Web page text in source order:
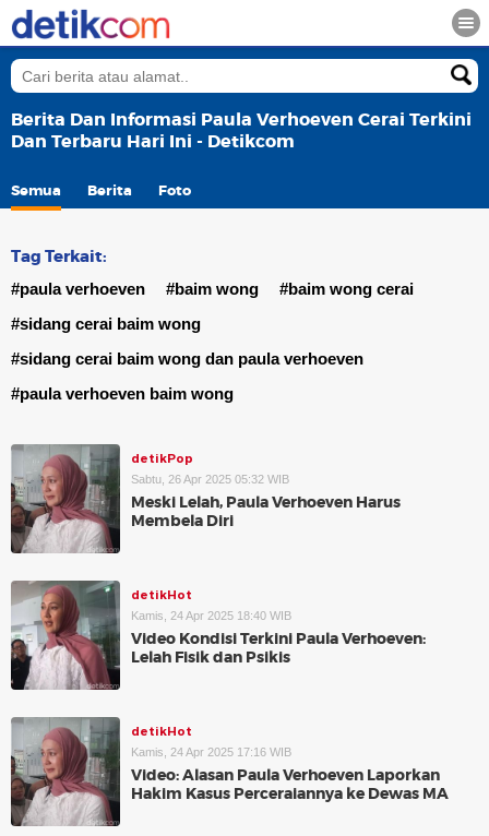
Berita Dan Informasi Paula Verhoeven Cerai Terkini
Dan Terbaru Hari Ini - Detikcom
Semua Berita Foto
Tag Terkait:
#paula verhoeven #baim wong
#baim wong cerai
#sidang cerai baim wong
#sidang cerai baim wong dan paula verhoeven
#paula verhoeven baim wong
detikPop
Sabtu, 26 Apr 2025 05:32 WIB
Meski Lelah, Paula Verhoeven Harus
Membela Diri
detikHot
Kamis, 24 Apr 2025 18:40 WIB
Video Kondisi Terkini Paula Verhoeven:
Lelah Fisik dan Psikis
detikHot
Kamis, 24 Apr 2025 17:16 WIB
Video: Alasan Paula Verhoeven Laporkan
Hakim Kasus Perceraiannya ke Dewas MA